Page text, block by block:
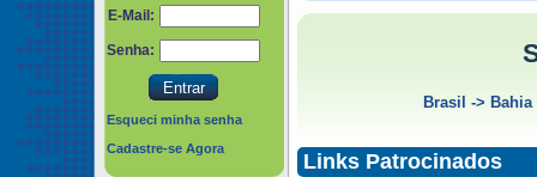
E-Mail:
Senha:
Esqueci minha senha
Cadastre-se Agora
Brasil -> Bahia
Links Patrocinados